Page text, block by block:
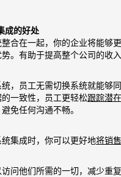
成的好处
合在一起，你的企业将能
。有助于提高整个公司的收
，员工无需切换系统就能够
一致性，员工更轻松跟踪潜
免任何沟通不畅。
集成时，你可以更好地将销
问他们所需的一切，减少重